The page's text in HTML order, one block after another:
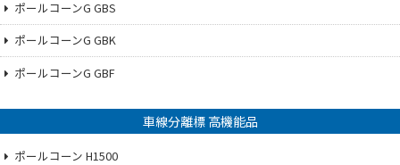
ポールコーンG GBS
ポールコーンG GBK
ポールコーンG GBF
車線分離標 高機能品
ポールコーン H1500